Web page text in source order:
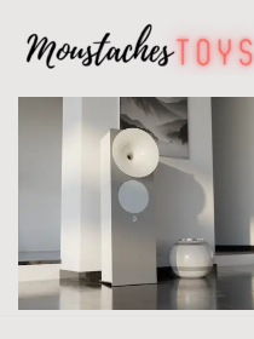
Avançar
para
conteúdo